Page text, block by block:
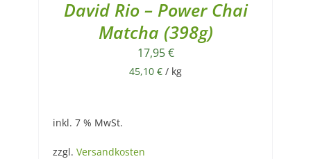
David Rio – Power Chai
Matcha (398g)
17,95€
45,10 € / kg
inkl. 7 % MwSt.
zzgl. Versandkosten